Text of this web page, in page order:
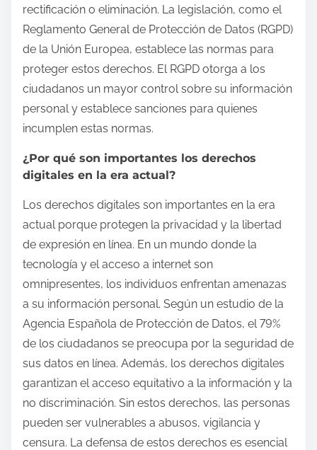
rectificación o eliminación. La legislación, como el
Reglamento General de Protección de Datos (RGPD)
de la Unión Europea, establece las normas para
proteger estos derechos. El RGPD otorga a los
ciudadanos un mayor control sobre su información
personal y establece sanciones para quienes
incumplen estas normas.
¿Por qué son importantes los derechos
digitales en la era actual?
Los derechos digitales son importantes en la era
actual porque protegen la privacidad y la libertad
de expresión en línea. En un mundo donde la
tecnología y el acceso a internet son
omnipresentes, los individuos enfrentan amenazas
a su información personal. Según un estudio de la
Agencia Española de Protección de Datos, el 79%
de los ciudadanos se preocupa por la seguridad de
sus datos en línea. Además, los derechos digitales
garantizan el acceso equitativo a la información y la
no discriminación. Sin estos derechos, las personas
pueden ser vulnerables a abusos, vigilancia y
censura. La defensa de estos derechos es esencial